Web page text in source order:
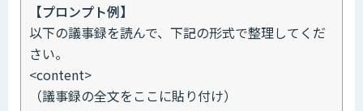
【プロンプト例】
以下の議事録を読んで、下記の形式で整理してくだ
さい。
<content>
（議事録の全文をここに貼り付け）